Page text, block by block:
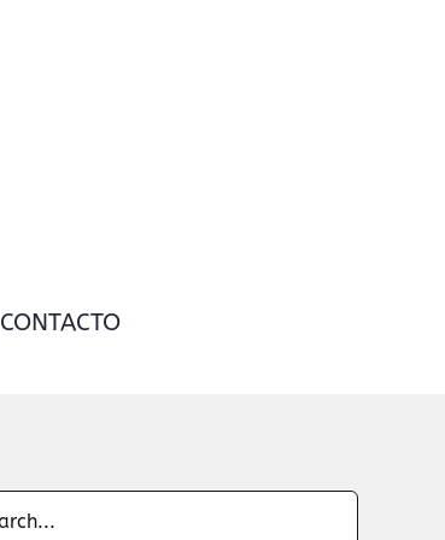
CONTACTO